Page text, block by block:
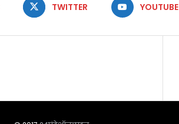
TWITTER YOUTUBE